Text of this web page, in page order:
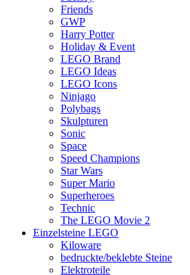
Friends
GWP
Harry Potter
Holiday & Event
LEGO Brand
LEGO Ideas
LEGO Icons
Ninjago
Polybags
Skulpturen
Sonic
Space
Speed Champions
Star Wars
Super Mario
Superheroes
Technic
The LEGO Movie 2
Einzelsteine LEGO
Kiloware
bedruckte/beklebte Steine
Elektroteile